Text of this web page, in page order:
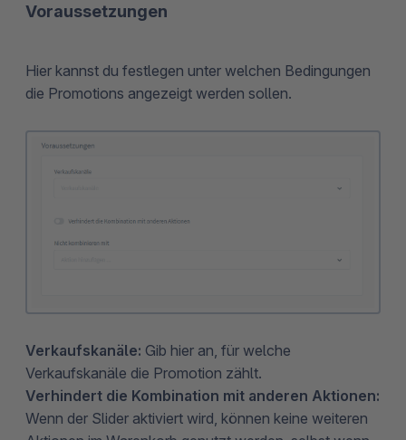
Voraussetzungen
Hier kannst du festlegen unter welchen Bedingungen
die Promotions angezeigt werden sollen.
Verkaufskanäle: Gib hier an, für welche
Verkaufskanäle die Promotion zählt.
Verhindert die Kombination mit anderen Aktionen:
Wenn der Slider aktiviert wird, können keine weiteren